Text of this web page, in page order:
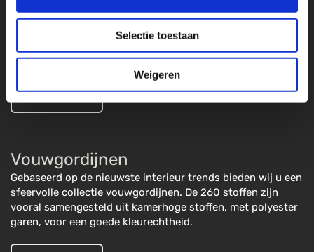
Selectie toestaan
Weigeren
De collectie omvat een breed scala aan kleuren. Voor een
modern interieur in aluminium, voor een trendy chic
kunststof materiaal.
Vouwgordijnen
Gebaseerd op de nieuwste interieur trends bieden wij u een
sfeervolle collectie vouwgordijnen. De 260 stoffen zijn
vooral samengesteld uit kamerhoge stoffen, met polyester
garen, voor een goede kleurechtheid.